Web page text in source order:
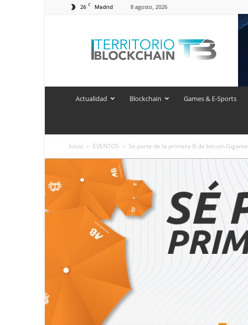
26 C Madrid 8 agosto, 2026
Blockchain
Actualidad Blockchain Games & E-Sports
Inicio EVENTOS Se parte de la primera B de bitcoin Gigante